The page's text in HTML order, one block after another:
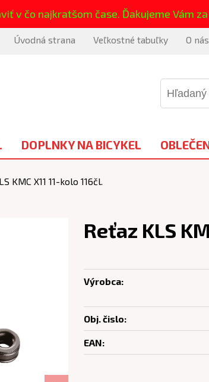
v čo najkratšom čase. Ďakujeme Vám
Úvodná strana Veľkostné tabuľky O nás
DOPLNKY NA BICYKEL
KMC X11 11-kolo 116čl.
Reťaz KLS
Výrobca:
Obj. čislo:
EAN: